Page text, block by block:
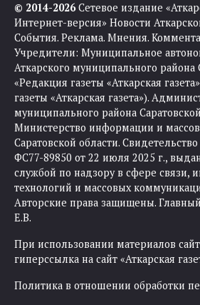
© 2014-2026Сетевое издание
Интернет-версия» Новости
События. Реклама. Мнения.
Учредители: Муниципальное
Аткарского муниципального района
«Редакция газеты «Аткарская
газеты «Аткарская газета»).
муниципального района
Министерство информации и
Саратовской области.
ФС77-89850 от 22 июля 2025 г.,
службой по надзору в сфере связи,
технологий и массовых
Авторские права защищены.
Е.В.
При использовании материалов
гиперссылка на сайт «Аткарская
Политика в отношении обработки